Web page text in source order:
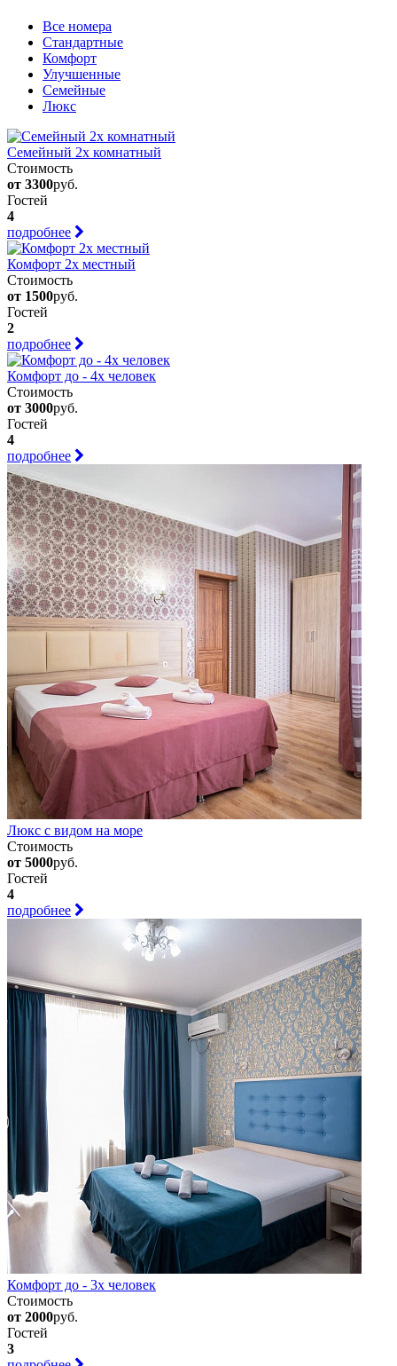
Вcе номера
Стандартные
Комфорт
Улучшенные
Семейные
Люкс
Семейный 2х комнатный
Стоимость
от 3300руб.
Гостей
4
подробнее
Комфорт 2х местный
Стоимость
от 1500руб.
Гостей
2
подробнее
Комфорт до - 4х человек
Стоимость
от 3000руб.
Гостей
4
подробнее
Люкс с видом на море
Стоимость
от 5000руб.
Гостей
4
подробнее
Комфорт до - 3х человек
Стоимость
от 2000руб.
Гостей
3